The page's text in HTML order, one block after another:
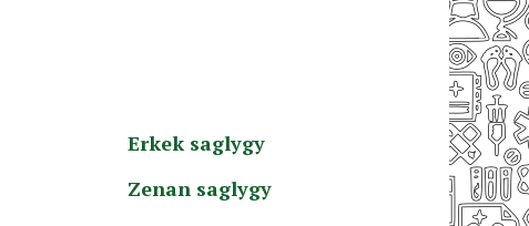
Erkek saglygy
Zenan saglygy